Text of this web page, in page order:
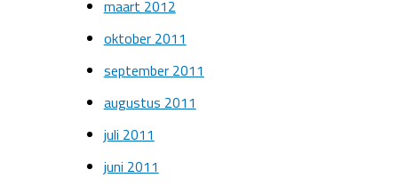
maart 2012
oktober 2011
september 2011
augustus 2011
juli 2011
juni 2011